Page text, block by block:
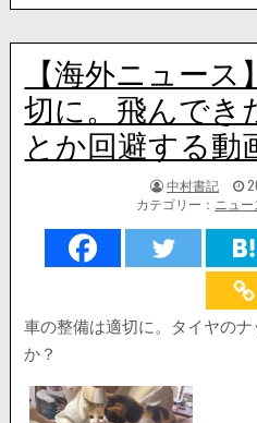
【海外ニュー
切に。飛んでき
とか回避する動
著
者:
中村書記
カテゴリー： ニュー
車の整備は適切に。タイヤの
か？